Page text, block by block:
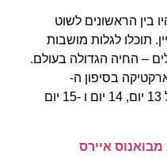
הראשונים לשוט
תוכלו לגלות מושבות
– החיה הגדולה בעולם.
בסיפון ה-
Norwegian Star עם מסלולים של 13 יום, 14 יום ו -15 יום